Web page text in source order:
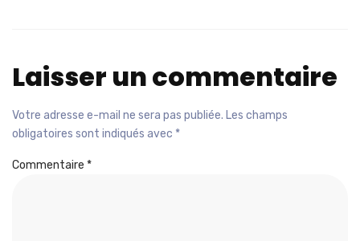
Laisser un commentaire
Votre adresse e-mail ne sera pas publiée. Les champs
obligatoires sont indiqués avec *
Commentaire *